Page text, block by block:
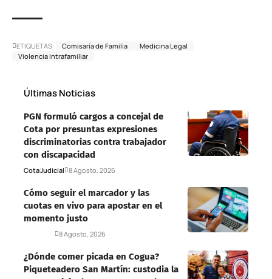
ETIQUETAS: Comisaría de Familia
Medicina Legal
Violencia Intrafamiliar
Últimas Noticias
PGN formuló cargos a concejal de
Cota por presuntas expresiones
discriminatorias contra trabajador
con discapacidad
CotaJudicial 8 Agosto, 2026
Cómo seguir el marcador y las
cuotas en vivo para apostar en el
momento justo
8 Agosto, 2026
¿Dónde comer picada en Cogua?
Piqueteadero San Martín: custodia la